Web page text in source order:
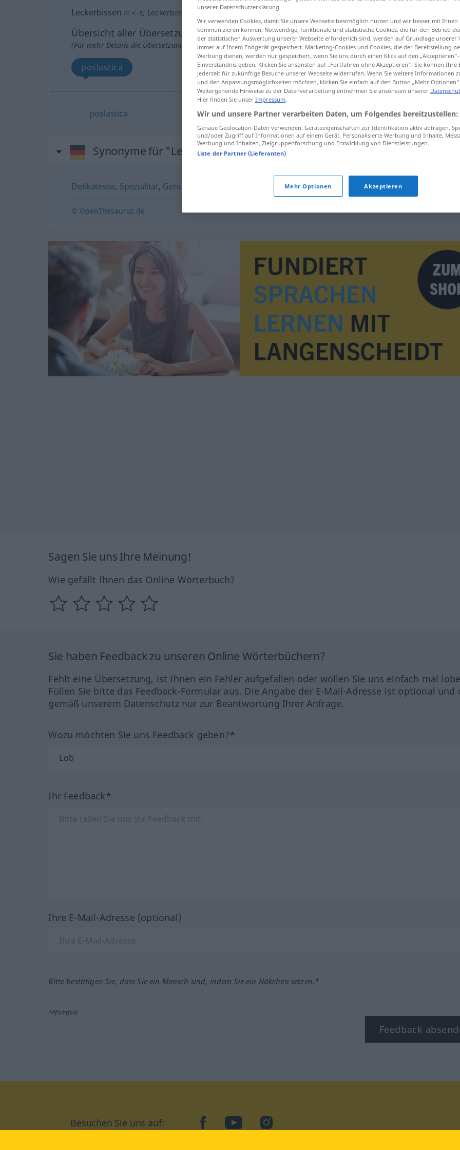
Leckerbissen m <-s; Leckerbissen >
Übersicht aller Übersetzungen
(Für mehr Details die Übersetzung anklicken/antippen)
poslastica
poslastica Leckerbissen
Synonyme für "Leckerbissen"
Delikatesse, Spezialität, Genuss
© OpenThesaurus.de
Sagen Sie uns Ihre Meinung!
Wie gefällt Ihnen das Online Wörterbuch?
Sie haben Feedback zu unseren Online Wörterbüchern?
Fehlt eine Übersetzung, ist Ihnen ein Fehler aufgefallen oder wollen Sie uns einfach mal
Füllen Sie bitte das Feedback-Formular aus. Die Angabe der E-Mail-Adresse ist optional und
gemäß unserem Datenschutz nur zur Beantwortung Ihrer Anfrage.
Wozu möchten Sie uns Feedback geben?*
Ihr Feedback*
Ihre E-Mail-Adresse (optional)
Bitte bestätigen Sie, dass Sie ein Mensch sind, indem Sie ein Häkchen setzen.*
*Pflichtfeld
Feedback
Besuchen Sie uns auf: facebookYouTubeInstagram
unserer Datenschutzerklärung.
Wir verwenden Cookies, damit Sie unsere Webseite bestmöglich nutzen und wir besser mit Ihnen
kommunizieren können. Notwendige, funktionale und statistische Cookies, die für den Betrieb
der statistischen Auswertung unserer Webseite erforderlich sind, werden auf Grundlage unserer
immer auf Ihrem Endgerät gespeichert. Marketing-Cookies und Cookies, die der Bereitstellung
Werbung dienen, werden nur gespeichert, wenn Sie uns durch einen Klick auf den
Einverständnis geben. Klicken Sie ansonsten auf „Fortfahren ohne Akzeptieren“. Sie können
jederzeit für zukünftige Besuche unserer Webseite widerrufen. Wenn Sie weitere Informationen
und den Anpassungsmöglichkeiten möchten, klicken Sie einfach auf den Button „Mehr
Weitergehende Hinweise zu der Datenverarbeitung entnehmen Sie ansonsten unserer
Hier finden Sie unser Impressum.
Wir und unsere Partner verarbeiten Daten, um Folgendes bereitzustellen:
Genaue Geolocation-Daten verwenden. Geräteeigenschaften zur Identifikation aktiv abfragen.
und/oder Zugriff auf Informationen auf einem Gerät. Personalisierte Werbung und Inhalte,
Werbung und Inhalten, Zielgruppenforschung und Entwicklung von Dienstleistungen.
Liste der Partner (Lieferanten)
Mehr Optionen Akzeptieren